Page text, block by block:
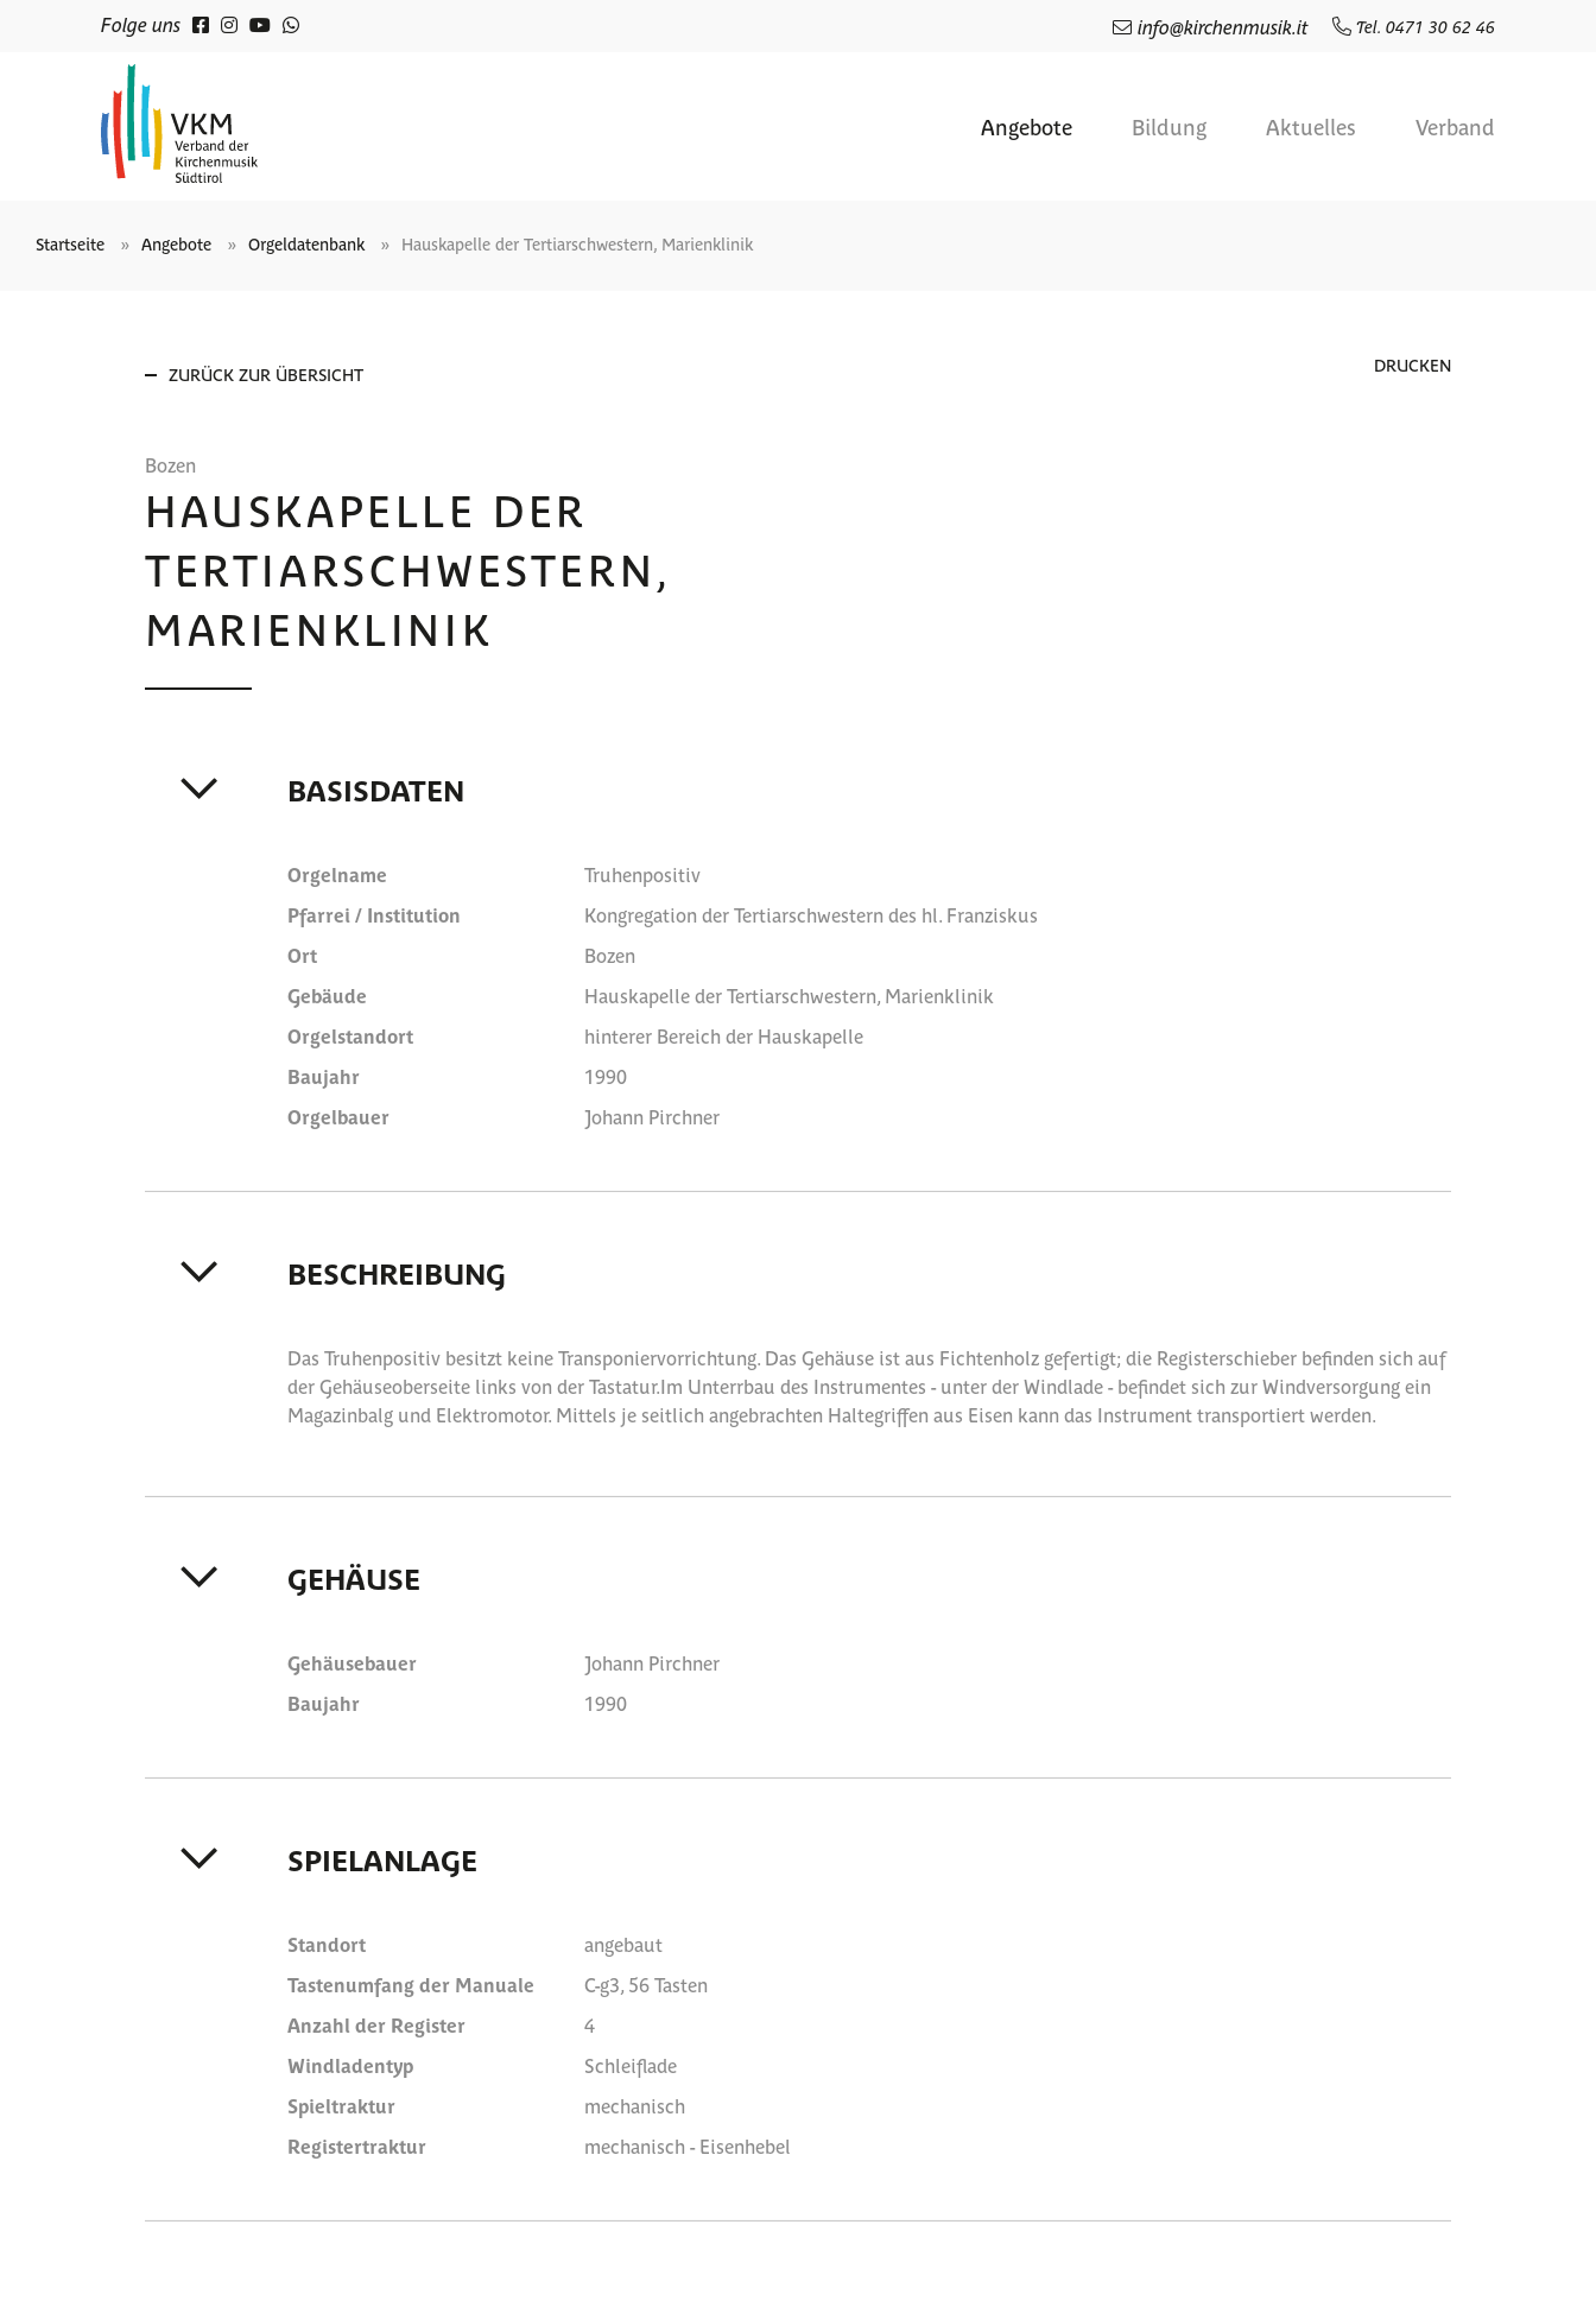
Folge uns info@kirchenmusik.it Tel. 0471 30 62 46
Angebote Bildung Aktuelles Verband
Startseite Angebote Orgeldatenbank Hauskapelle der Tertiarschwestern, Marienklinik
ZURÜCK ZUR ÜBERSICHT DRUCKEN
Bozen
HAUSKAPELLE DER
TERTIARSCHWESTERN,
MARIENKLINIK
BASISDATEN
Orgelname
Truhenpositiv
Pfarrei / Institution
Kongregation der Tertiarschwestern des hl. Franziskus
Ort
Bozen
Gebäude
Hauskapelle der Tertiarschwestern, Marienklinik
Orgelstandort
hinterer Bereich der Hauskapelle
Baujahr
1990
Orgelbauer
Johann Pirchner
BESCHREIBUNG
Das Truhenpositiv besitzt keine Transponiervorrichtung. Das Gehäuse ist aus Fichtenholz gefertigt; die Registerschieber befinden sich auf
der Gehäuseoberseite links von der Tastatur.Im Unterrbau des Instrumentes - unter der Windlade - befindet sich zur Windversorgung ein
Magazinbalg und Elektromotor. Mittels je seitlich angebrachten Haltegriffen aus Eisen kann das Instrument transportiert werden.
GEHÄUSE
Gehäusebauer
Johann Pirchner
Baujahr
1990
SPIELANLAGE
Standort
angebaut
Tastenumfang der Manuale
C-g3, 56 Tasten
Anzahl der Register
4
Windladentyp
Schleiflade
Spieltraktur
mechanisch
Registertraktur
mechanisch - Eisenhebel